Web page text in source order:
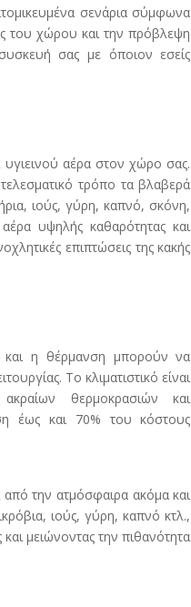
σενάρια σύμφωνα
του χώρου και την πρόβλεψη
σας με όποιον εσείς
αέρα στον χώρο σας.
τρόπο τα βλαβερά
ιούς, γύρη, καπνό, σκόνη,
υψηλής καθαρότητας και
επιπτώσεις της κακής
η θέρμανση μπορούν να
Το κλιματιστικό είναι
θερμοκρασιών και
έως και 70% του κόστους
την ατμόσφαιρα ακόμα και
ιούς, γύρη, καπνό κτλ.,
μειώνοντας την πιθανότητα